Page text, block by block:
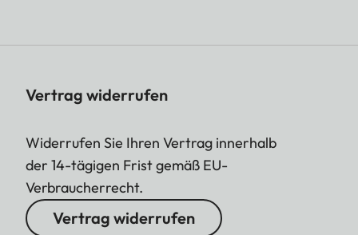
Vertrag widerrufen
Widerrufen Sie Ihren Vertrag innerhalb
der 14-tägigen Frist gemäß EU-
Verbraucherrecht.
Vertrag widerrufen